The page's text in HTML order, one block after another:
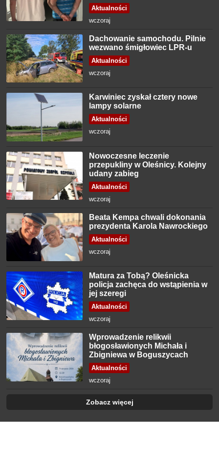
Aktualności
wczoraj
Dachowanie samochodu. Pilnie
wezwano śmigłowiec LPR-u
Aktualności
wczoraj
Karwiniec zyskał cztery nowe
lampy solarne
Aktualności
wczoraj
Nowoczesne leczenie
przepukliny w Oleśnicy. Kolejny
udany zabieg
Aktualności
wczoraj
Beata Kempa chwali dokonania
prezydenta Karola Nawrockiego
Aktualności
wczoraj
Matura za Tobą? Oleśnicka
policja zachęca do wstąpienia w
jej szeregi
Aktualności
wczoraj
Wprowadzenie relikwii
błogosławionych Michała i
Zbigniewa w Boguszycach
Aktualności
wczoraj
Zobacz więcej